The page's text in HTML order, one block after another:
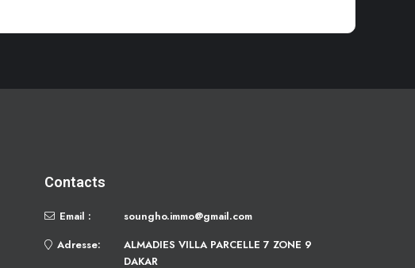
Contacts
Email :
soungho.immo@gmail.com
Adresse:
ALMADIES VILLA PARCELLE 7 ZONE 9
DAKAR